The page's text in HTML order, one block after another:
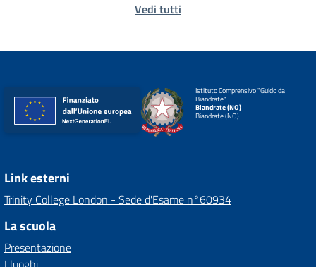
Vedi tutti
Istituto Comprensivo "Guido da
Biandrate"
Biandrate (NO)
Biandrate (NO)
Link esterni
Trinity College London - Sede d'Esame n°60934
La scuola
Presentazione